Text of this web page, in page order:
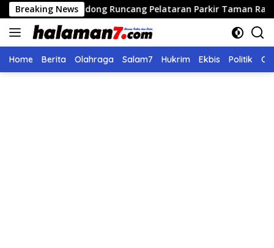
Langsung
ke
konten
Breaking News
Didong Runcang Pelataran Parkir Taman Ratu Safiatuddin
Home Berita Olahraga Salam7 Hukrim Ekbis Politik